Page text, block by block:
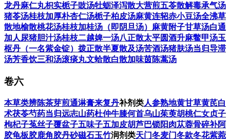
龙丹麻仁丸枳实栀子豉汤牡蛎泽泻散大营煎五苓散解毒承气汤
猪苓汤桂枝加厚朴杏仁汤栀子柏皮汤麻黄连轺赤小豆汤全沸草
散地榆散桃花汤桂枝加桂汤（即阴旦汤） 麻黄附子甘草汤白通
加人尿猪胆汁汤桂枝二越婢一汤八正散太平圆酒升麻鳖甲汤玉
枢丹（一名紫金锭） 拨正散半夏散及汤苦酒汤猪肤汤当归导滞
汤芳香饮三和汤滚痰丸文蛤散白散加味茵陈蒿汤
卷六
本草类辨陈茶芽煎通淋膏来复丹补剂类人参熟地黄甘草黄芪白
术茯苓芍药当归远志山药杜仲牛膝何首乌山茱萸胡桃仁女贞子
枸杞子菟丝子覆盆子五味子五加皮胡芦巴锁阳肉苁蓉骨碎补阿
胶龟板胶鹿角胶丹砂磁石玉竹润剂类天门冬麦门冬款冬花紫菀